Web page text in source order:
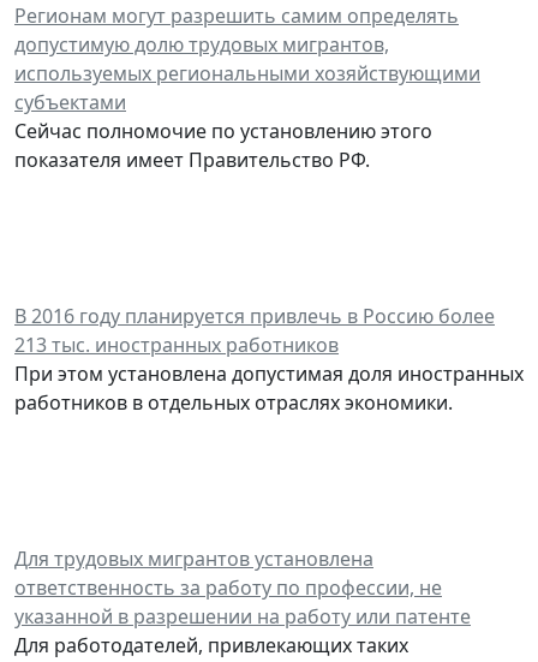
Регионам могут разрешить самим определять
допустимую долю трудовых мигрантов,
используемых региональными хозяйствующими
субъектами
Сейчас полномочие по установлению этого
показателя имеет Правительство РФ.
В 2016 году планируется привлечь в Россию более
213 тыс. иностранных работников
При этом установлена допустимая доля иностранных
работников в отдельных отраслях экономики.
Для трудовых мигрантов установлена
ответственность за работу по профессии, не
указанной в разрешении на работу или патенте
Для работодателей, привлекающих таких